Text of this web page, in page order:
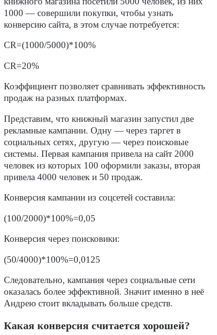
1000 — совершили покупки, чтобы узнать
конверсию сайта, в этом случае потребуется:
CR=(1000/5000)*100%
CR=20%
Коэффициент позволяет сравнивать эффективность
продаж на разных платформах.
Представим, что книжный магазин запустил две
рекламные кампании. Одну — через таргет в
социальных сетях, другую — через поисковые
системы. Первая кампания привела на сайт 2000
человек из которых 100 оформили заказы, вторая
привела 4000 человек и 50 продаж.
Конверсия кампании из соцсетей составила:
(100/2000)*100%=0,05
Конверсия через поисковики:
(50/4000)*100%=0,0125
Следовательно, кампания через социальные сети
оказалась более эффективной. Значит именно в неё
Андрею стоит вкладывать больше средств.
Какая конверсия считается хорошей?